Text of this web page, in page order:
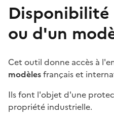
Disponibilité
ou d'un
Cet outil donne accès à
modèlesfrançais et
Ils font l'objet d'une
propriété industrielle.